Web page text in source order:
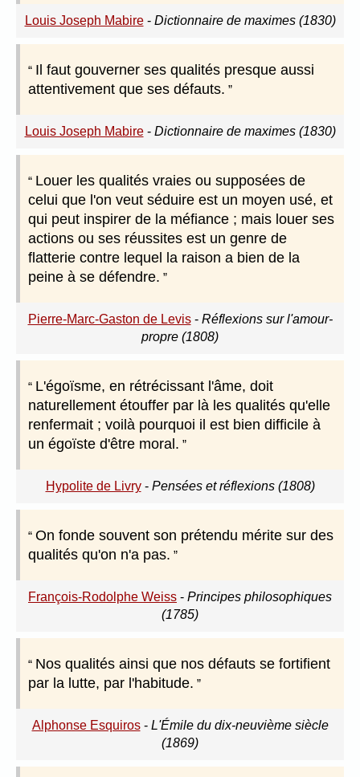
Louis Joseph Mabire- Dictionnaire de maximes (1830)
Il faut gouverner ses qualités presque aussi
attentivement que ses défauts.
Louis Joseph Mabire- Dictionnaire de maximes (1830)
Louer les qualités vraies ou supposées de
celui que l'on veut séduire est un moyen usé, et
qui peut inspirer de la méfiance ; mais louer ses
actions ou ses réussites est un genre de
flatterie contre lequel la raison a bien de la
peine à se défendre.
Pierre-Marc-Gaston de Levis- Réflexions sur l'amour-
propre (1808)
L'égoïsme, en rétrécissant l'âme, doit
naturellement étouffer par là les qualités qu'elle
renfermait ; voilà pourquoi il est bien difficile à
un égoïste d'être moral.
Hypolite de Livry- Pensées et réflexions (1808)
On fonde souvent son prétendu mérite sur des
qualités qu'on n'a pas.
François-Rodolphe Weiss - Principes philosophiques
(1785)
Nos qualités ainsi que nos défauts se fortifient
par la lutte, par l'habitude.
Alphonse Esquiros- L'Émile du dix-neuvième siècle
(1869)